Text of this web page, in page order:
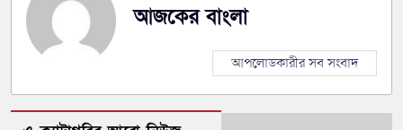
আজকের বাংলা
আপলোডকারীর সব সংবাদ